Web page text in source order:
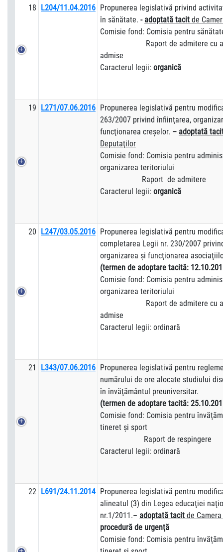
18 L204/11.04.2016 Propunerea legislativă privind
în sănătate. - adoptată tacit de
Comisie fond: Comisia pentru
Raport de admitere cu
admise
Caracterul legii: organică
19 L271/07.06.2016 Propunerea legislativă pentru
263/2007 privind înfiinţarea,
funcţionarea creşelor. – adoptată
Deputaţilor
Comisie fond: Comisia pentru
organizarea teritoriului
Raport de admitere
Caracterul legii: organică
20 L247/03.05.2016 Propunerea legislativă pentru
completarea Legii nr. 230/2007
organizarea şi funcţionarea
(termen de adoptare tacită:
Comisie fond: Comisia pentru
organizarea teritoriului
Raport de admitere cu
admise
Caracterul legii: ordinară
21 L343/07.06.2016 Propunerea legislativă pentru
numărului de ore alocate studiului
în învăţământul preuniversitar.
(termen de adoptare tacită:
Comisie fond: Comisia pentru
tineret şi sport
Raport de respingere
Caracterul legii: ordinară
22 L691/24.11.2014 Propunerea legislativă pentru
alineatul (3) din Legea educaţiei
nr.1/2011.– adoptată tacit de
procedură de urgenţă
Comisie fond: Comisia pentru